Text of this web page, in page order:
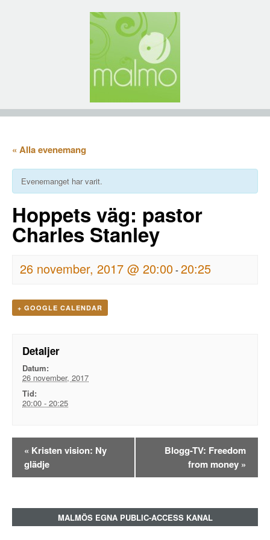
« Alla evenemang
Evenemanget har varit.
Hoppets väg: pastor
Charles Stanley
26 november, 2017 @ 20:00-20:25
+ GOOGLE CALENDAR
Detaljer
Datum:
26 november, 2017
Tid:
20:00 - 20:25
Evenemangsnavigation
« Kristen vision: Ny
glädje
Blogg-TV: Freedom
from money »
MALMÖS EGNA PUBLIC-ACCESS KANAL